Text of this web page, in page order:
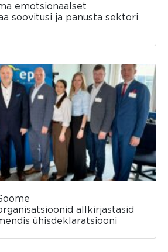
emotsionaalset
soovitusi ja panusta sektori
allkirjastasid
ühisdeklaratsiooni